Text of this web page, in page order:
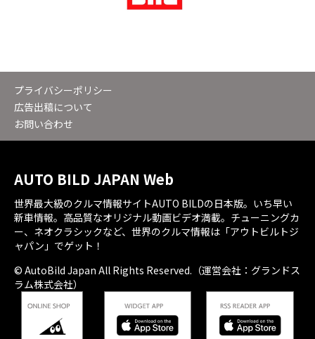
プライバシーポリシー
広告出稿について
お問い合わせ
AUTO BILD JAPAN Web
世界最大級のクルマ情報サイトAUTO BILDの日本版。いち早い
新車情報。高品質なオリジナル動画ビデオ満載。チューニングカ
ー、ネオクラシックなど、世界のクルマ情報は「アウトビルトジ
ャパン」でゲット！
© AutoBild Japan All Rights Reserved.（運営会社：グランドス
ラム株式会社）